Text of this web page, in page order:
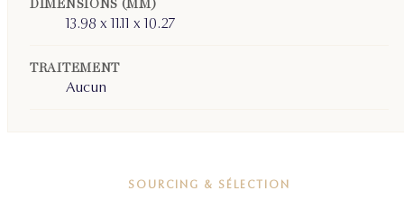
DIMENSIONS (MM)
13.98 x 11.11 x 10.27
TRAITEMENT
Aucun
SOURCING & SÉLECTION